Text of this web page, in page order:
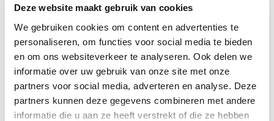
Deze website maakt gebruik van cookies
We gebruiken cookies om content en advertenties te
personaliseren, om functies voor social media te bieden
en om ons websiteverkeer te analyseren. Ook delen we
informatie over uw gebruik van onze site met onze
partners voor social media, adverteren en analyse. Deze
partners kunnen deze gegevens combineren met andere
informatie die u aan ze heeft verstrekt of die ze hebben
TS263 Schaapsherder met schapen
Formaat